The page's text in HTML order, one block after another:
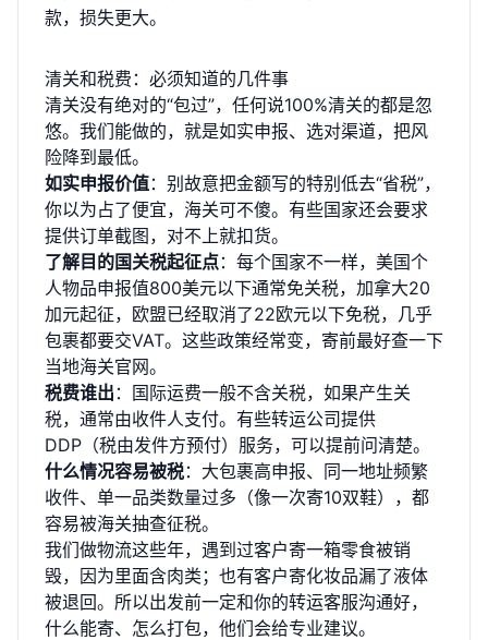
款，损失更大。
清关和税费：必须知道的几件事
清关没有绝对的“包过”，任何说100%清关的都是忽
悠。我们能做的，就是如实申报、选对渠道，把风
险降到最低。
如实申报价值：别故意把金额写的特别低去“省税”，
你以为占了便宜，海关可不傻。有些国家还会要求
提供订单截图，对不上就扣货。
了解目的国关税起征点：每个国家不一样，美国个
人物品申报值800美元以下通常免关税，加拿大20
加元起征，欧盟已经取消了22欧元以下免税，几乎
包裹都要交VAT。这些政策经常变，寄前最好查一下
当地海关官网。
税费谁出 ：国际运费一般不含关税，如果产生关
税，通常由收件人支付。有些转运公司提供
DDP（税由发件方预付）服务，可以提前问清楚。
什么情况容易被税：大包裹高申报、同一地址频繁
收件、单一品类数量过多（像一次寄10双鞋），都
容易被海关抽查征税。
我们做物流这些年，遇到过客户寄一箱零食被销
毁，因为里面含肉类；也有客户寄化妆品漏了液体
被退回。所以出发前一定和你的转运客服沟通好，
什么能寄、怎么打包，他们会给专业建议。